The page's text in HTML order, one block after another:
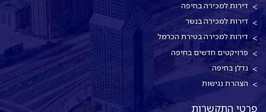
דירות למכירה בחיפה
דירות למכירה בנשר
דירות למכירה בטירת הכרמל
פרויקטים חדשים בחיפה
נדלן בחיפה
הצהרת נגישות
פרטי התקשרות